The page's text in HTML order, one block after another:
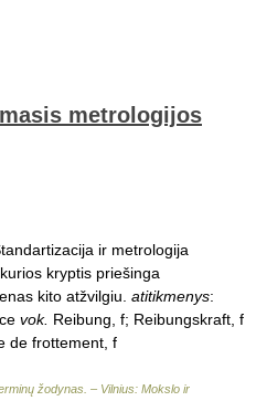
metrologijos
ir metrologija
kryptis priešinga
kito atžvilgiu. atitikmenys:
vok. Reibung, f; Reibungskraft, f
de frottement, f
žodynas. – Vilnius: Mokslo ir